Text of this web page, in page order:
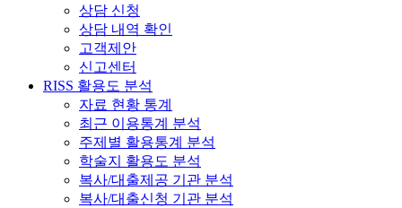
상담 신청
상담 내역 확인
고객제안
신고센터
RISS 활용도 분석
자료 현황 통계
최근 이용통계 분석
주제별 활용통계 분석
학술지 활용도 분석
복사/대출제공 기관 분석
복사/대출신청 기관 분석